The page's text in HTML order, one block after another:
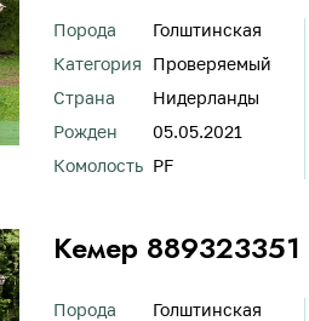
Порода
Голштинская
Категория
Проверяемый
Страна
Нидерланды
Рожден
05.05.2021
Комолость PF
Кемер 889323351
Порода
Голштинская